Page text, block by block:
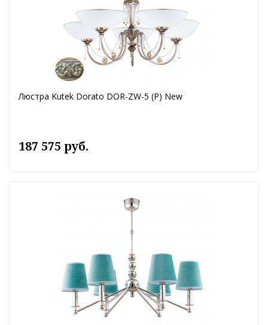
Люстра Kutek Dorato DOR-ZW-5 (P) New
187 575 руб.